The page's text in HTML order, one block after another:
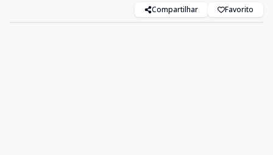
Compartilhar Favorito